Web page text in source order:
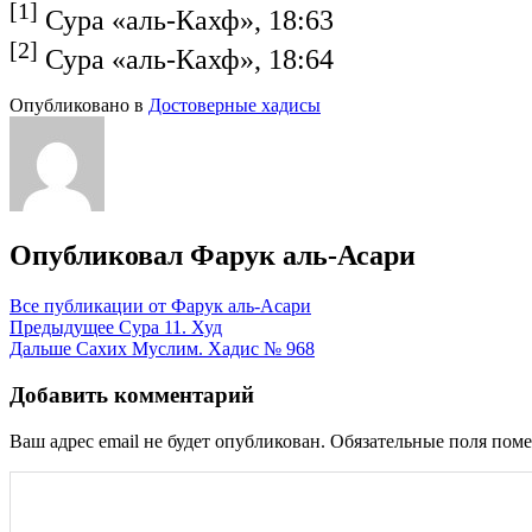
[1] Сура «аль-Кахф», 18:63
[2] Сура «аль-Кахф», 18:64
Опубликовано в Достоверные хадисы
Опубликовал Фарук аль-Асари
Все публикации от Фарук аль-Асари
Навигация
по
записям
Предыдущее Сура 11. Худ
Дальше Сахих Муслим. Хадис № 968
Добавить комментарий
Ваш адрес email не будет опубликован. Обязательные поля